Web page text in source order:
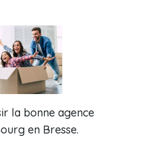
la bonne agence
en Bresse.